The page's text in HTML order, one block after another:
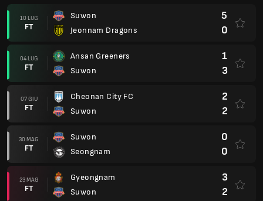
10 LUG
FT
Suwon
Jeonnam Dragons
5
0
04 LUG
FT
Ansan Greeners
Suwon
1
3
07 GIU
FT
Cheonan City FC
Suwon
2
2
30 MAG
FT
Suwon
Seongnam
0
0
23 MAG
FT
Gyeongnam
Suwon
3
2